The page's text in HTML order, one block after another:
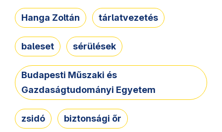
Hanga Zoltán tárlatvezetés
baleset sérülések
Budapesti Műszaki és
Gazdaságtudományi Egyetem
zsidó biztonsági őr